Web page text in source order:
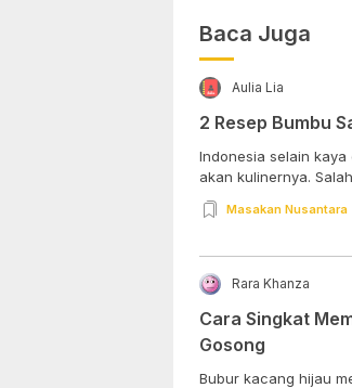
Baca Juga
Aulia Lia
2 Resep Bumbu
Indonesia selain
akan kulinernya.
Masakan Nusantara
Rara Khanza
Cara Singkat
Gosong
Bubur kacang hijau